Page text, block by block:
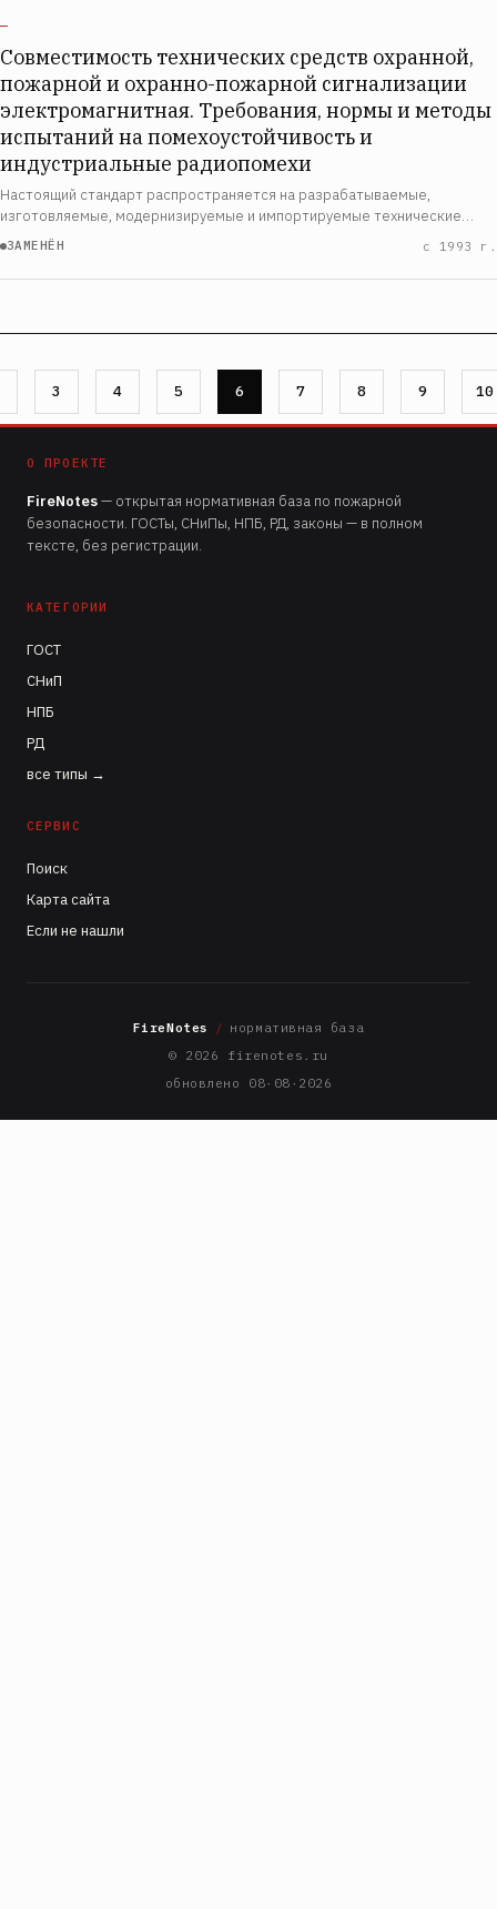
—
Совместимость технических средств охранной,
пожарной и охранно-пожарной сигнализации
электромагнитная. Требования, нормы и методы
испытаний на помехоустойчивость и
индустриальные радиопомехи
Настоящий стандарт распространяется на разрабатываемые,
изготовляемые, модернизируемые и импортируемые технические
средства охранной, пожарной и охранно-пожарной сигнализации (далее
ЗАМЕНЁН с 1993 г.
Страница
3 Страница
4 Страница
5 Страница
6 Страница
7 Страница
8 Страница
9 10
О ПРОЕКТЕ
FireNotes— открытая нормативная база по пожарной
безопасности. ГОСТы, СНиПы, НПБ, РД, законы — в полном
тексте, без регистрации.
КАТЕГОРИИ
ГОСТ
СНиП
НПБ
РД
все типы →
СЕРВИС
Поиск
Карта сайта
Если не нашли
FireNotes / нормативная база
© 2026 firenotes.ru
обновлено 08·08·2026